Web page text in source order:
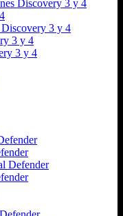
Discovery 3 y 4
Discovery 3 y 4
3 y 4
3 y 4
Defender